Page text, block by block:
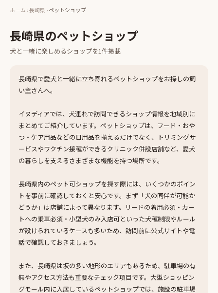
ホーム ›長崎県›ペットショップ
長崎県のペットショップ
犬と一緒に楽しめるショップを1件掲載
長崎県で愛犬と一緒に立ち寄れるペットショップをお探しの飼
い主さんへ。
イヌディアでは、犬連れで訪問できるショップ情報を地域別に
まとめてご紹介しています。ペットショップは、フード・おや
つ・ケア用品などの日用品を揃えるだけでなく、トリミングサ
ービスやワクチン接種ができるクリニック併設店舗など、愛犬
の暮らしを支えるさまざまな機能を持つ場所です。
長崎県内のペット可ショップを探す際には、いくつかのポイン
トを事前に確認しておくと安心です。まず「犬の同伴が可能か
どうか」は店舗によって異なります。リードの着用必須・カー
トへの乗車必須・小型犬のみ入店可といった犬種制限やルール
が設けられているケースも多いため、訪問前に公式サイトや電
話で確認しておきましょう。
また、長崎県は坂の多い地形のエリアもあるため、駐車場の有
無やアクセス方法も重要なチェック項目です。大型ショッピン
グモール内に入居しているペットショップでは、施設の駐車場